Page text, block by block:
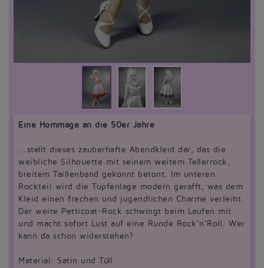
Eine Hommage an die 50er Jahre
...stellt dieses zauberhafte Abendkleid dar, das die
weibliche Silhouette mit seinem weitem Tellerrock,
breitem Taillenband gekonnt betont. Im unteren
Rockteil wird die Tupfenlage modern gerafft, was dem
Kleid einen frechen und jugendlichen Charme verleiht.
Der weite Petticoat-Rock schwingt beim Laufen mit
und macht sofort Lust auf eine Runde Rock’n‘Roll. Wer
kann da schon widerstehen?
Material: Satin und Tüll